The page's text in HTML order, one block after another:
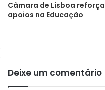
Câmara de Lisboa reforça
apoios na Educação
Deixe um comentário